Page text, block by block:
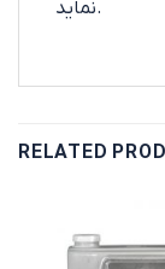
نماید.
RELATED